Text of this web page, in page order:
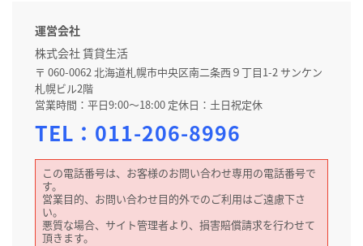
運営会社
株式会社 賃貸生活
〒 060-0062 北海道札幌市中央区南二条西９丁目1-2 サンケン
札幌ビル2階
営業時間：平日9:00～18:00 定休日：土日祝定休
TEL： 011-206-8996
この電話番号は、お客様のお問い合わせ専用の電話番号で
す。
営業目的、お問い合わせ目的外でのご利用はご遠慮下さ
い。
悪質な場合、サイト管理者より、損害賠償請求を行わせて
頂きます。